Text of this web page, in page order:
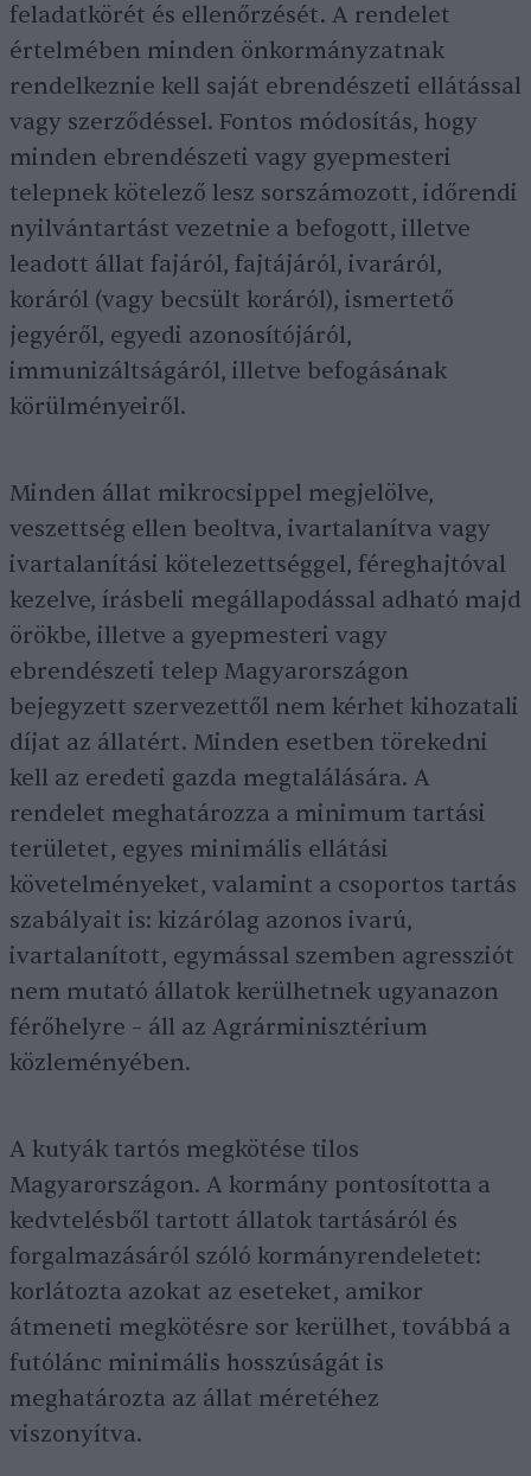
feladatkörét és ellenőrzését. A rendelet
értelmében minden önkormányzatnak
rendelkeznie kell saját ebrendészeti ellátással
vagy szerződéssel. Fontos módosítás, hogy
minden ebrendészeti vagy gyepmesteri
telepnek kötelező lesz sorszámozott, időrendi
nyilvántartást vezetnie a befogott, illetve
leadott állat fajáról, fajtájáról, ivaráról,
koráról (vagy becsült koráról), ismertető
jegyéről, egyedi azonosítójáról,
immunizáltságáról, illetve befogásának
körülményeiről.
Minden állat mikrocsippel megjelölve,
veszettség ellen beoltva, ivartalanítva vagy
ivartalanítási kötelezettséggel, féreghajtóval
kezelve, írásbeli megállapodással adható majd
örökbe, illetve a gyepmesteri vagy
ebrendészeti telep Magyarországon
bejegyzett szervezettől nem kérhet kihozatali
díjat az állatért. Minden esetben törekedni
kell az eredeti gazda megtalálására. A
rendelet meghatározza a minimum tartási
területet, egyes minimális ellátási
követelményeket, valamint a csoportos tartás
szabályait is: kizárólag azonos ivarú,
ivartalanított, egymással szemben agressziót
nem mutató állatok kerülhetnek ugyanazon
férőhelyre – áll az Agrárminisztérium
közleményében.
A kutyák tartós megkötése tilos
Magyarországon. A kormány pontosította a
kedvtelésből tartott állatok tartásáról és
forgalmazásáról szóló kormányrendeletet:
korlátozta azokat az eseteket, amikor
átmeneti megkötésre sor kerülhet, továbbá a
futólánc minimális hosszúságát is
meghatározta az állat méretéhez
viszonyítva.